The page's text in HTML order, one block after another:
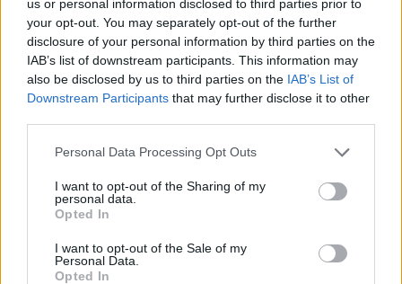
us or personal information disclosed to third parties prior to
your opt-out. You may separately opt-out of the further
disclosure of your personal information by third parties on the
IAB’s list of downstream participants. This information may
also be disclosed by us to third parties on the IAB’s List of
Downstream Participants that may further disclose it to other
Personal Data Processing Opt Outs
I want to opt-out of the Sharing of my
personal data.
Opted In
I want to opt-out of the Sale of my
Personal Data.
Opted In
𝖯𝖲𝖯 𝖽𝖾 𝖥𝖺𝗋𝗈 𝗋𝖾𝖿𝗈𝗋ç𝖺 c𝗈𝗈𝗉𝖾𝗋𝖺çã𝗈 𝖾𝗇𝗍𝗋𝖾 𝖺𝗎𝗍𝗈𝗋𝗂𝖽𝖺𝖽𝖾𝗌
𝗉𝗈𝗋𝗍𝗎𝗀𝗎𝖾𝗌𝖺𝗌 𝖾 𝖾𝗌𝗉𝖺𝗇𝗁𝗈𝗅𝖺𝗌
7/08/2026